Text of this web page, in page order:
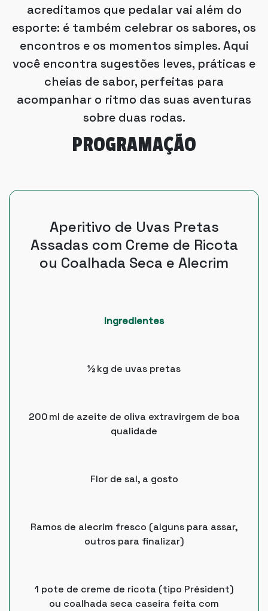
acreditamos que pedalar vai além do
esporte: é também celebrar os sabores, os
encontros e os momentos simples. Aqui
você encontra sugestões leves, práticas e
cheias de sabor, perfeitas para
acompanhar o ritmo das suas aventuras
sobre duas rodas.
PROGRAMAÇÃO
Aperitivo de Uvas Pretas
Assadas com Creme de Ricota
ou Coalhada Seca e Alecrim
Ingredientes
½ kg de uvas pretas
200 ml de azeite de oliva extravirgem de boa
qualidade
Flor de sal, a gosto
Ramos de alecrim fresco (alguns para assar,
outros para finalizar)
1 pote de creme de ricota (tipo Président)
ou coalhada seca caseira feita com